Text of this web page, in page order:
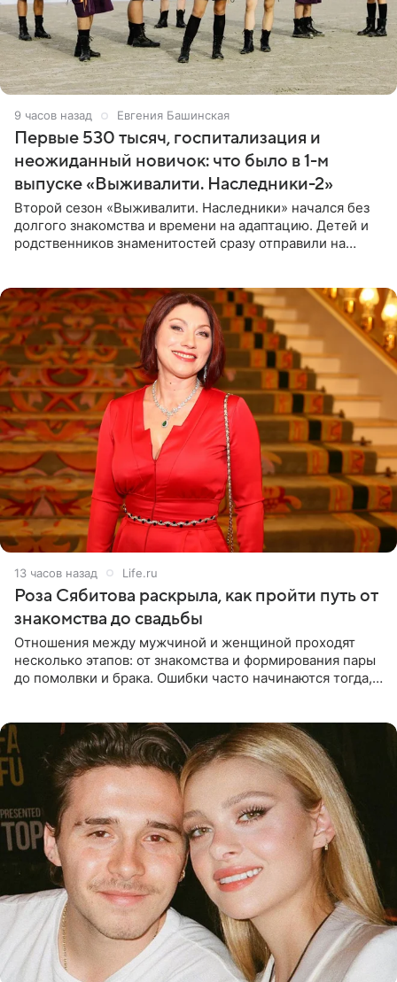
9 часов назад Евгения Башинская
Первые 530 тысяч, госпитализация и
неожиданный новичок: что было в 1-м
выпуске «Выживалити. Наследники-2»
Второй сезон «Выживалити. Наследники» начался без
долгого знакомства и времени на адаптацию. Детей и
родственников знаменитостей сразу отправили на
13 часов назад Life.ru
Роза Сябитова раскрыла, как пройти путь от
знакомства до свадьбы
Отношения между мужчиной и женщиной проходят
несколько этапов: от знакомства и формирования пары
до помолвки и брака. Ошибки часто начинаются тогда,